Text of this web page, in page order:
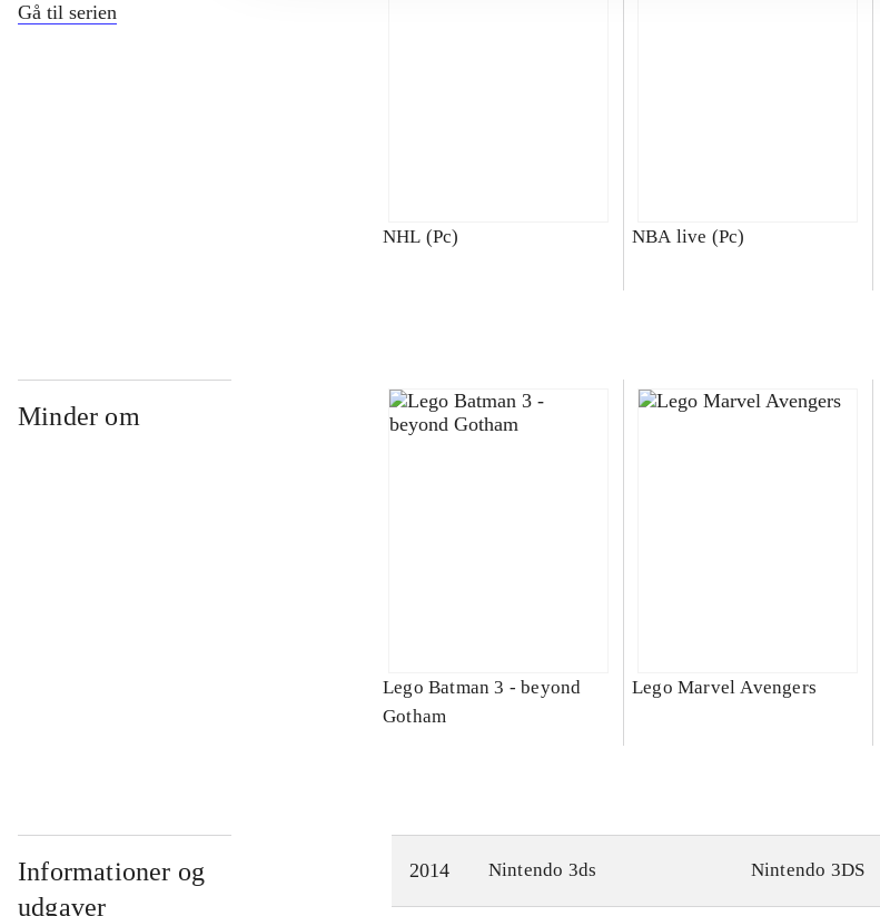
Gå til serien
NHL (Pc) NBA live (Pc)
Minder om
Lego Batman 3 - beyond
Gotham
Lego Marvel Avengers
Informationer og
udgaver
2014 Nintendo 3ds Nintendo 3DS